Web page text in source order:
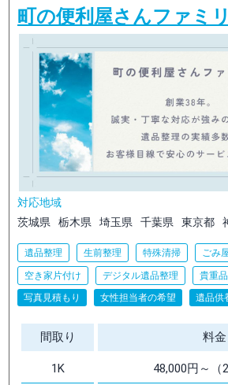
町の便利屋さんファミ
対応地域
茨城県
栃木県 埼玉県 千葉県 東京都
遺品整理 生前整理 特殊清掃 ごみ
空き家片付け デジタル遺品整理 貴重
写真見積もり
女性担当者の希望 遺品供
間取り 料金
1K 48,000円～（